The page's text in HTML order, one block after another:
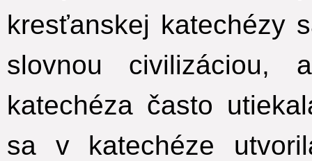
kresťanskej katechézy
slovnou civilizáciou,
katechéza často
sa v katechéze